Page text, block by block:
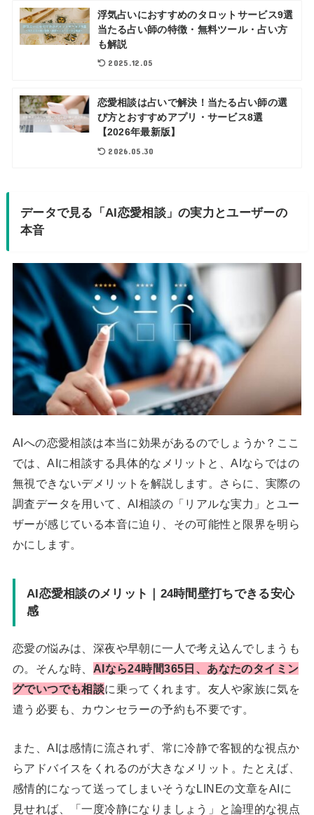
浮気占いにおすすめのタロットサービス9選
当たる占い師の特徴・無料ツール・占い方
も解説
2025.12.05
恋愛相談は占いで解決！当たる占い師の選
び方とおすすめアプリ・サービス8選
【2026年最新版】
2026.05.30
データで見る「AI恋愛相談」の実力とユーザーの
本音
AIへの恋愛相談は本当に効果があるのでしょうか？ここ
では、AIに相談する具体的なメリットと、AIならではの
無視できないデメリットを解説します。さらに、実際の
調査データを用いて、AI相談の「リアルな実力」とユー
ザーが感じている本音に迫り、その可能性と限界を明ら
かにします。
AI恋愛相談のメリット｜24時間壁打ちできる安心
感
恋愛の悩みは、深夜や早朝に一人で考え込んでしまうも
の。そんな時、 AIなら24時間365日、あなたのタイミン
グでいつでも相談に乗ってくれます。友人や家族に気を
遣う必要も、カウンセラーの予約も不要です。
また、AIは感情に流されず、常に冷静で客観的な視点か
らアドバイスをくれるのが大きなメリット。たとえば、
感情的になって送ってしまいそうなLINEの文章をAIに
見せれば、「一度冷静になりましょう」と論理的な視点